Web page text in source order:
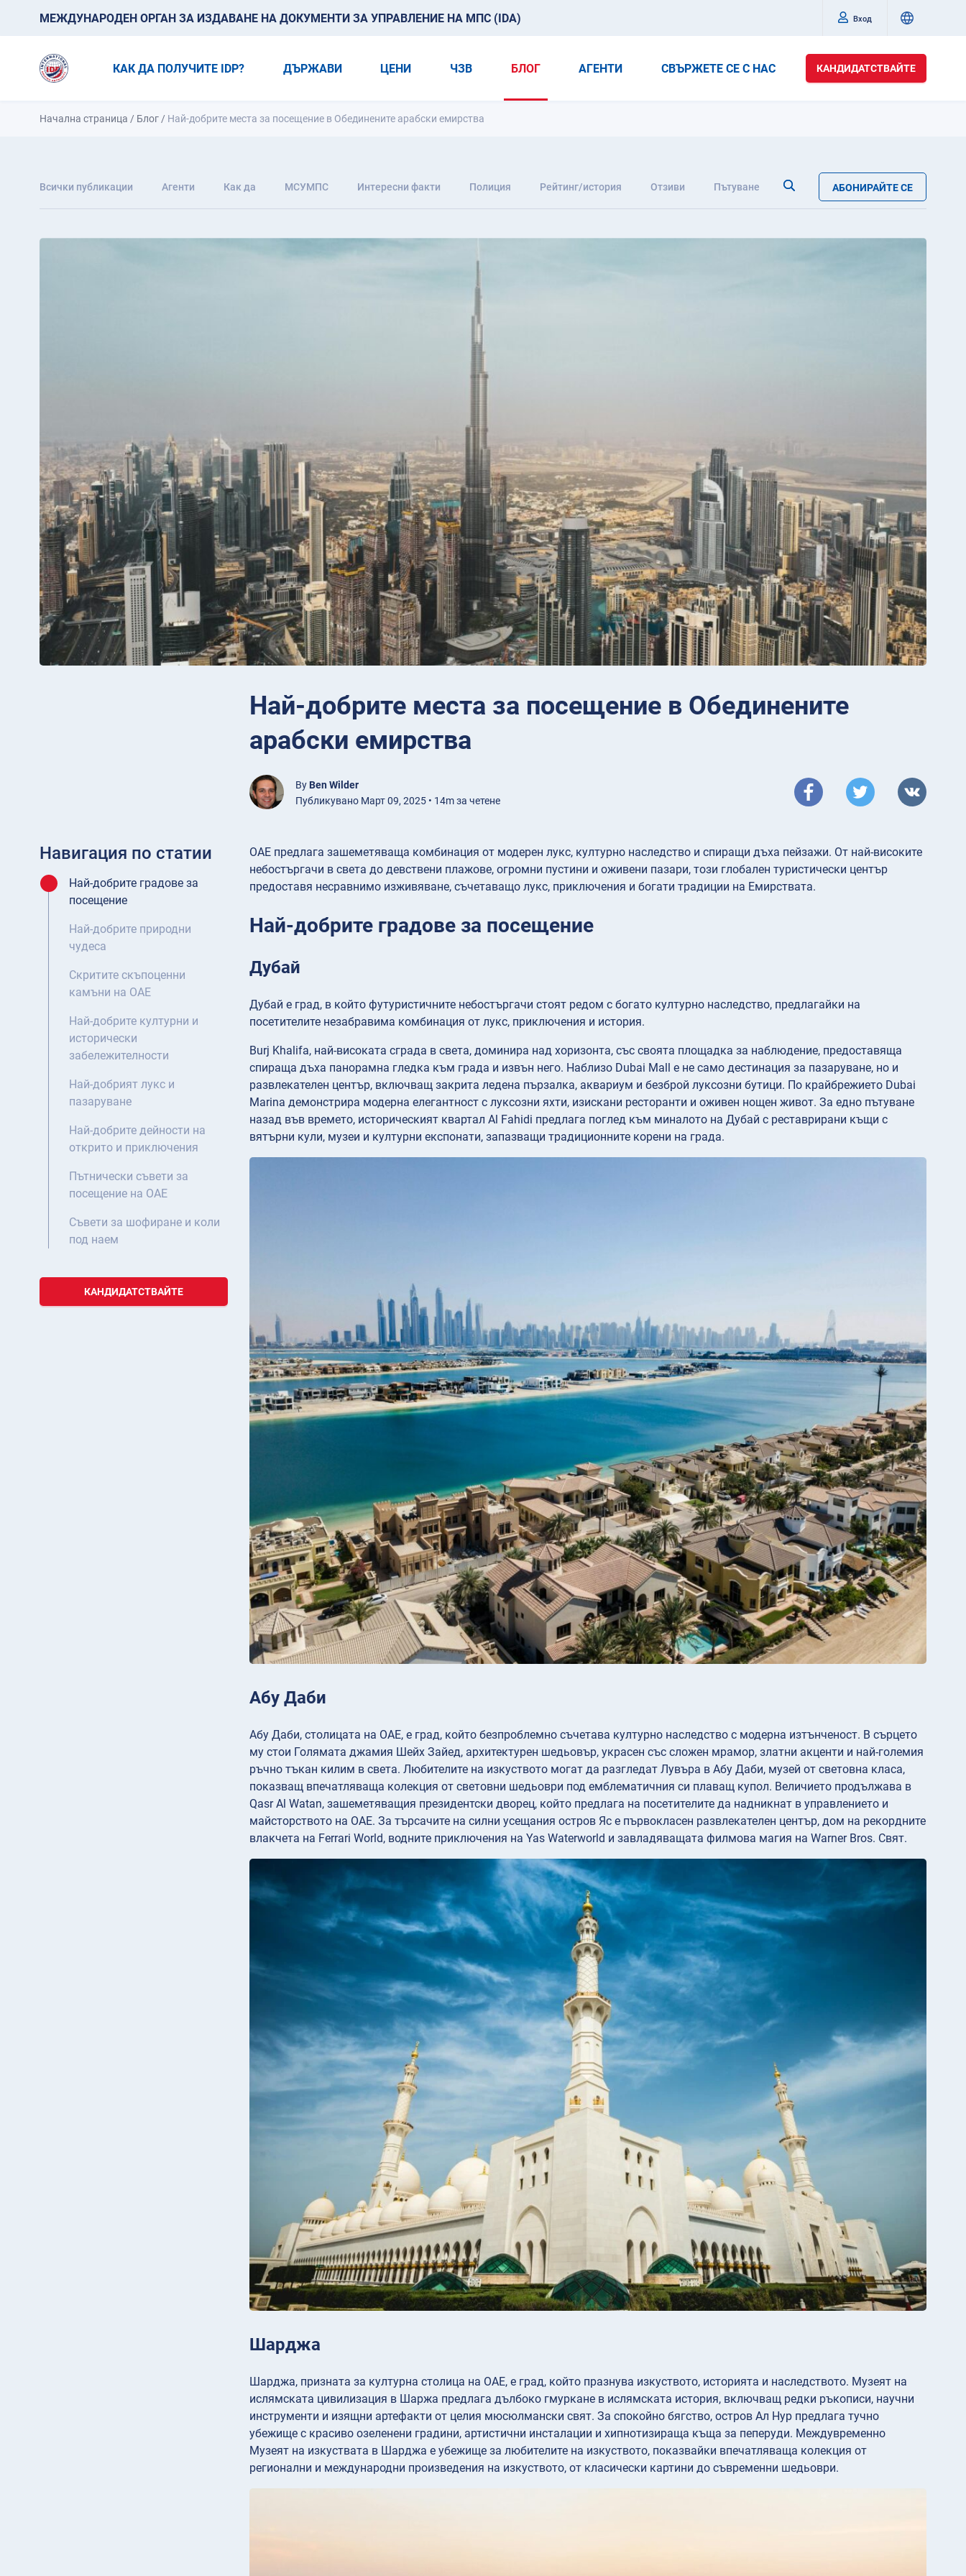
МЕЖДУНАРОДЕН ОРГАН ЗА ИЗДАВАНЕ НА ДОКУМЕНТИ ЗА УПРАВЛЕНИЕ НА МПС (IDA) Вход
КАК ДА ПОЛУЧИТЕ IDP? ДЪРЖАВИ ЦЕНИ ЧЗВ БЛОГ АГЕНТИ СВЪРЖЕТЕ СЕ С НАС КАНДИДАТСТВАЙТЕ
Начална страница / Блог / Най-добрите места за посещение в Обединените арабски емирства
Всички публикации Агенти Как да МСУМПС Интересни факти Полиция Рейтинг/история Отзиви Пътуване АБОНИРАЙТЕ СЕ
Най-добрите места за посещение в Обединените
арабски емирства
By Ben Wilder
Публикувано Март 09, 2025 • 14m за четене
Навигация по статии
Най-добрите градове за
посещение
Най-добрите природни
чудеса
Скритите скъпоценни
камъни на ОАЕ
Най-добрите културни и
исторически
забележителности
Най-добрият лукс и
пазаруване
Най-добрите дейности на
открито и приключения
Пътнически съвети за
посещение на ОАЕ
Съвети за шофиране и коли
под наем
КАНДИДАТСТВАЙТЕ
ОАЕ предлага зашеметяваща комбинация от модерен лукс, културно наследство и спиращи дъха пейзажи. От най-високите
небостъргачи в света до девствени плажове, огромни пустини и оживени пазари, този глобален туристически център
предоставя несравнимо изживяване, съчетаващо лукс, приключения и богати традиции на Емирствата.
Най-добрите градове за посещение
Дубай
Дубай е град, в който футуристичните небостъргачи стоят редом с богато културно наследство, предлагайки на
посетителите незабравима комбинация от лукс, приключения и история.
Burj Khalifa, най-високата сграда в света, доминира над хоризонта, със своята площадка за наблюдение, предоставяща
спираща дъха панорамна гледка към града и извън него. Наблизо Dubai Mall е не само дестинация за пазаруване, но и
развлекателен център, включващ закрита ледена пързалка, аквариум и безброй луксозни бутици. По крайбрежието Dubai
Marina демонстрира модерна елегантност с луксозни яхти, изискани ресторанти и оживен нощен живот. За едно пътуване
назад във времето, историческият квартал Al Fahidi предлага поглед към миналото на Дубай с реставрирани къщи с
вятърни кули, музеи и културни експонати, запазващи традиционните корени на града.
Абу Даби
Абу Даби, столицата на ОАЕ, е град, който безпроблемно съчетава културно наследство с модерна изтънченост. В сърцето
му стои Голямата джамия Шейх Зайед, архитектурен шедьовър, украсен със сложен мрамор, златни акценти и най-големия
ръчно тъкан килим в света. Любителите на изкуството могат да разгледат Лувъра в Абу Даби, музей от световна класа,
показващ впечатляваща колекция от световни шедьоври под емблематичния си плаващ купол. Величието продължава в
Qasr Al Watan, зашеметяващия президентски дворец, който предлага на посетителите да надникнат в управлението и
майсторството на ОАЕ. За търсачите на силни усещания остров Яс е първокласен развлекателен център, дом на рекордните
влакчета на Ferrari World, водните приключения на Yas Waterworld и завладяващата филмова магия на Warner Bros. Свят.
Шарджа
Шарджа, призната за културна столица на ОАЕ, е град, който празнува изкуството, историята и наследството. Музеят на
ислямската цивилизация в Шаржа предлага дълбоко гмуркане в ислямската история, включващ редки ръкописи, научни
инструменти и изящни артефакти от целия мюсюлмански свят. За спокойно бягство, остров Ал Нур предлага тучно
убежище с красиво озеленени градини, артистични инсталации и хипнотизираща къща за пеперуди. Междувременно
Музеят на изкуствата в Шарджа е убежище за любителите на изкуството, показвайки впечатляваща колекция от
регионални и международни произведения на изкуството, от класически картини до съвременни шедьоври.